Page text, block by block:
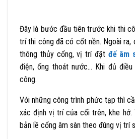
Đây là bước đầu tiên trước khi thi
trí thi công đã có cốt nền. Ngoài ra,
thông thủy cổng, vị trí đặt đế âm
điện, ống thoát nước… Khi đủ
công.
Với những công trình phức tạp thì
xác định vị trí của cối trên, khe
bản lề cổng âm sàn theo đúng vị trí